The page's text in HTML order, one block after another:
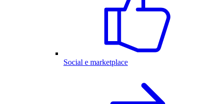
Social e marketplace